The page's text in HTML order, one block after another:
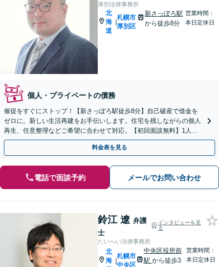
厚別法律事務所
北
海
道
|
札幌市
厚別区
新さっぽろ駅
から徒歩8分
営業時間：
本日定休日
個人・プライベートの債務
催促をすぐにストップ！【新さっぽろ駅徒歩8分】自己破産で借金を
ゼロに。新しい生活再建をお手伝いします。住宅を残しながらの個人
再生、任意整理などご希望に合わせて対応。【初回面談無料】1人で
抱え込まず、お気軽にご相談ください。
料金表を見る
電話で面談予約 メールでお問い合わせ
鈴江 遼 弁護
士
インタビューを見
る
たいへい法律事務所
北
海 |
札幌市
中央区
中央区役所前
駅 から徒歩3
営業時間：
本日定休日